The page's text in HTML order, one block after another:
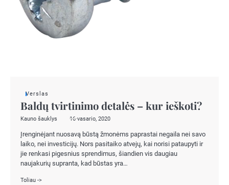
Verslas
Baldų tvirtinimo detalės – kur ieškoti?
Kauno šauklys 16 vasario, 2020
Įrenginėjant nuosavą būstą žmonėms paprastai negaila nei savo
laiko, nei investicijų. Nors pasitaiko atvejų, kai norisi pataupyti ir
jie renkasi pigesnius sprendimus, šiandien vis daugiau
naujakurių supranta, kad būstas yra…
Toliau ->